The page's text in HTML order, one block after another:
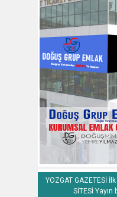
YOZGAT GAZETESİ
SİTESİ Yayın